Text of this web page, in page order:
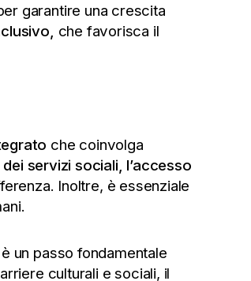
garantire una crescita
che favorisca il
che coinvolga
servizi sociali, l’accesso
Inoltre, è essenziale
è un passo fondamentale
culturali e sociali, il